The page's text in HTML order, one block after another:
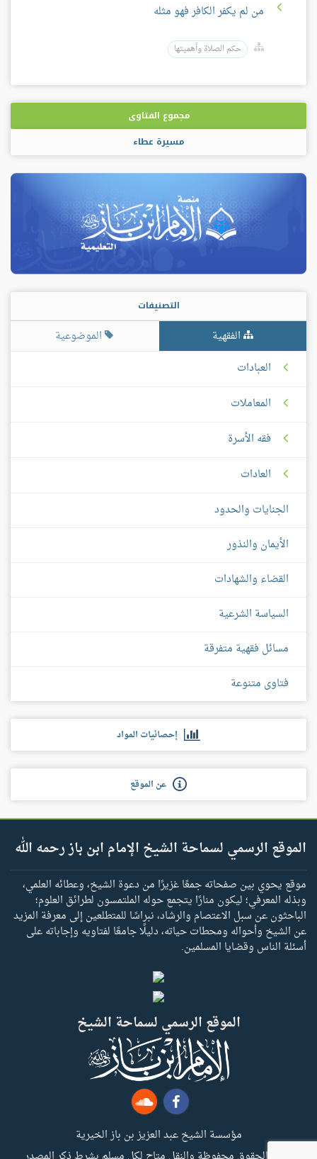
من لم يكفر الكافر فهو مثله
حكم الصلاة وأهميتها
مجموع الفتاوى
مسيرة عطاء
التصنيفات
الفقهية
الموضوعية
العبادات
المعاملات
فقه الأسرة
العادات
الجنايات والحدود
الأيمان والنذور
القضاء والشهادات
السياسة الشرعية
مسائل فقهية متفرقة
فتاوى متنوعة
إحصائيات المواد
عن الموقع
الموقع الرسمي لسماحة الشيخ الإمام ابن باز رحمه الله
موقع يحوي بين صفحاته جمعًا غزيرًا من دعوة الشيخ، وعطائه العلمي،
وبذله المعرفي؛ ليكون منارًا يتجمع حوله الملتمسون لطرائق العلوم؛
الباحثون عن سبل الاعتصام والرشاد، نبراسًا للمتطلعين إلى معرفة المزيد
عن الشيخ وأحواله ومحطات حياته، دليلًا جامعًا لفتاويه وإجاباته على
أسئلة الناس وقضايا المسلمين.
الموقع الرسمي لسماحة الشيخ
مؤسسة الشيخ عبد العزيز بن باز الخيرية